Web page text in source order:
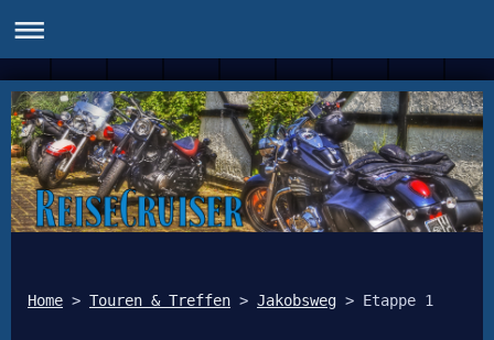
Home > Touren & Treffen > Jakobsweg